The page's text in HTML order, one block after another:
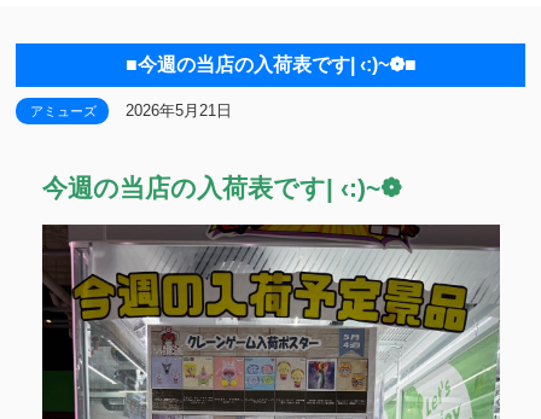
■今週の当店の入荷表です| ‹:)~❁■
アミューズ 2026年5月21日
今週の当店の入荷表です| ‹:)~❁